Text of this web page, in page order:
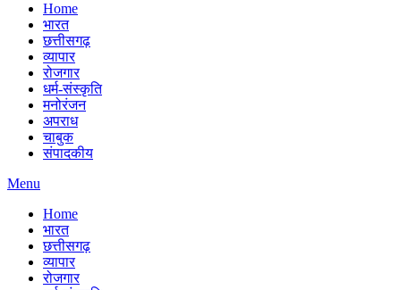
Home
भारत
छत्तीसगढ़
व्यापार
रोजगार
धर्म-संस्कृति
मनोरंजन
अपराध
चाबुक
संपादकीय
Menu
Home
भारत
छत्तीसगढ़
व्यापार
रोजगार